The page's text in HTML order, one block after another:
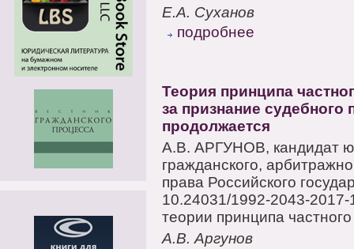
Е.А. Суханов
подробнее
Теория принципа
за признание
продолжается
А.В. АРГУНОВ, кандидат
гражданского,
права Российского
10.24031/1992-2043-
теории принципа
А.В. Аргунов